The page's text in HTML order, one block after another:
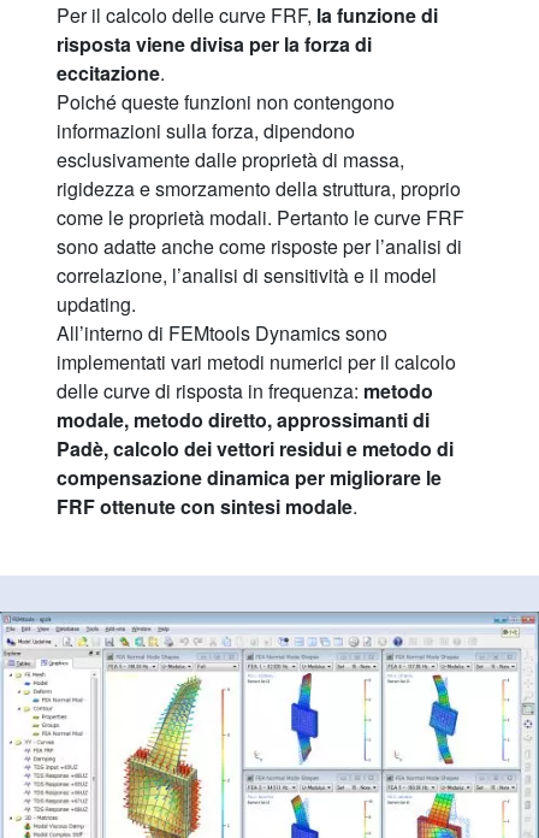
Per il calcolo delle curve FRF, la funzione di
risposta viene divisa per la forza di
eccitazione.
Poiché queste funzioni non contengono
informazioni sulla forza, dipendono
esclusivamente dalle proprietà di massa,
rigidezza e smorzamento della struttura, proprio
come le proprietà modali. Pertanto le curve FRF
sono adatte anche come risposte per l’analisi di
correlazione, l’analisi di sensitività e il model
updating.
All’interno di FEMtools Dynamics sono
implementati vari metodi numerici per il calcolo
delle curve di risposta in frequenza: metodo
modale, metodo diretto, approssimanti di
Padè, calcolo dei vettori residui e metodo di
compensazione dinamica per migliorare le
FRF ottenute con sintesi modale.